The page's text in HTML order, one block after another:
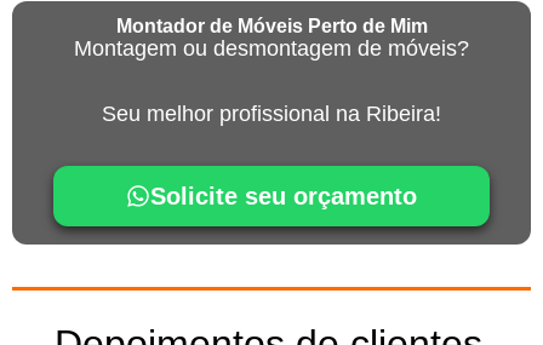
Montador de Móveis Perto de Mim
Montagem ou desmontagem de móveis?
Seu melhor profissional na Ribeira!
Solicite seu orçamento